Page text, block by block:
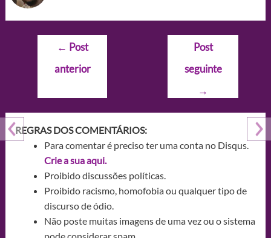
Navegação
Post
← Post
anterior
Post
seguinte
→
REGRAS DOS COMENTÁRIOS:
Para comentar é preciso ter uma conta no Disqus.
Crie a sua aqui.
Proibido discussões políticas.
Proibido racismo, homofobia ou qualquer tipo de
discurso de ódio.
Não poste muitas imagens de uma vez ou o sistema